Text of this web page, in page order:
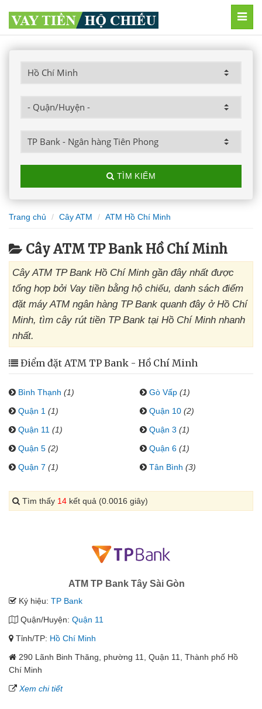
TÌM KIẾM
Trang chủ Cây ATM ATM Hồ Chí Minh
Cây ATM TP Bank Hồ Chí Minh
Cây ATM TP Bank Hồ Chí Minh gần đây nhất được
tổng hợp bởi Vay tiền bằng hộ chiếu, danh sách điểm
đặt máy ATM ngân hàng TP Bank quanh đây ở Hồ Chí
Minh, tìm cây rút tiền TP Bank tại Hồ Chí Minh nhanh
nhất.
Điểm đặt ATM TP Bank - Hồ Chí Minh
Bình Thạnh (1) Gò Vấp (1)
Quận 1 (1) Quận 10 (2)
Quận 11 (1) Quận 3 (1)
Quận 5 (2) Quận 6 (1)
Quận 7 (1) Tân Bình (3)
Tìm thấy 14 kết quả (0.0016 giây)
ATM TP Bank Tây Sài Gòn
Ký hiệu: TP Bank
Quận/Huyện: Quận 11
Tỉnh/TP: Hồ Chí Minh
290 Lãnh Binh Thăng, phường 11, Quận 11, Thành phố Hồ
Chí Minh
Xem chi tiết